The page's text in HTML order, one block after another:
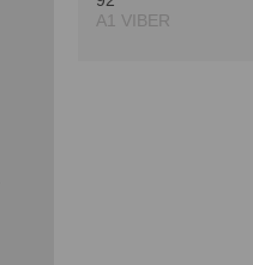
А1 VIBER